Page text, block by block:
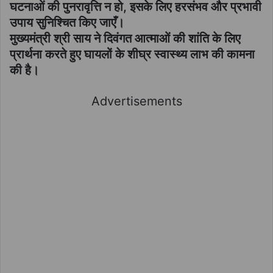
घटनाओं की पुनरावृत्ति न हो, इसके लिए हरसंभव और प्रभावी
उपाय सुनिश्चित किए जाएँ।
मुख्यमंत्री श्री साय ने दिवंगत आत्माओं की शांति के लिए
प्रार्थना करते हुए घायलों के शीघ्र स्वास्थ्य लाभ की कामना
की है।
Advertisements